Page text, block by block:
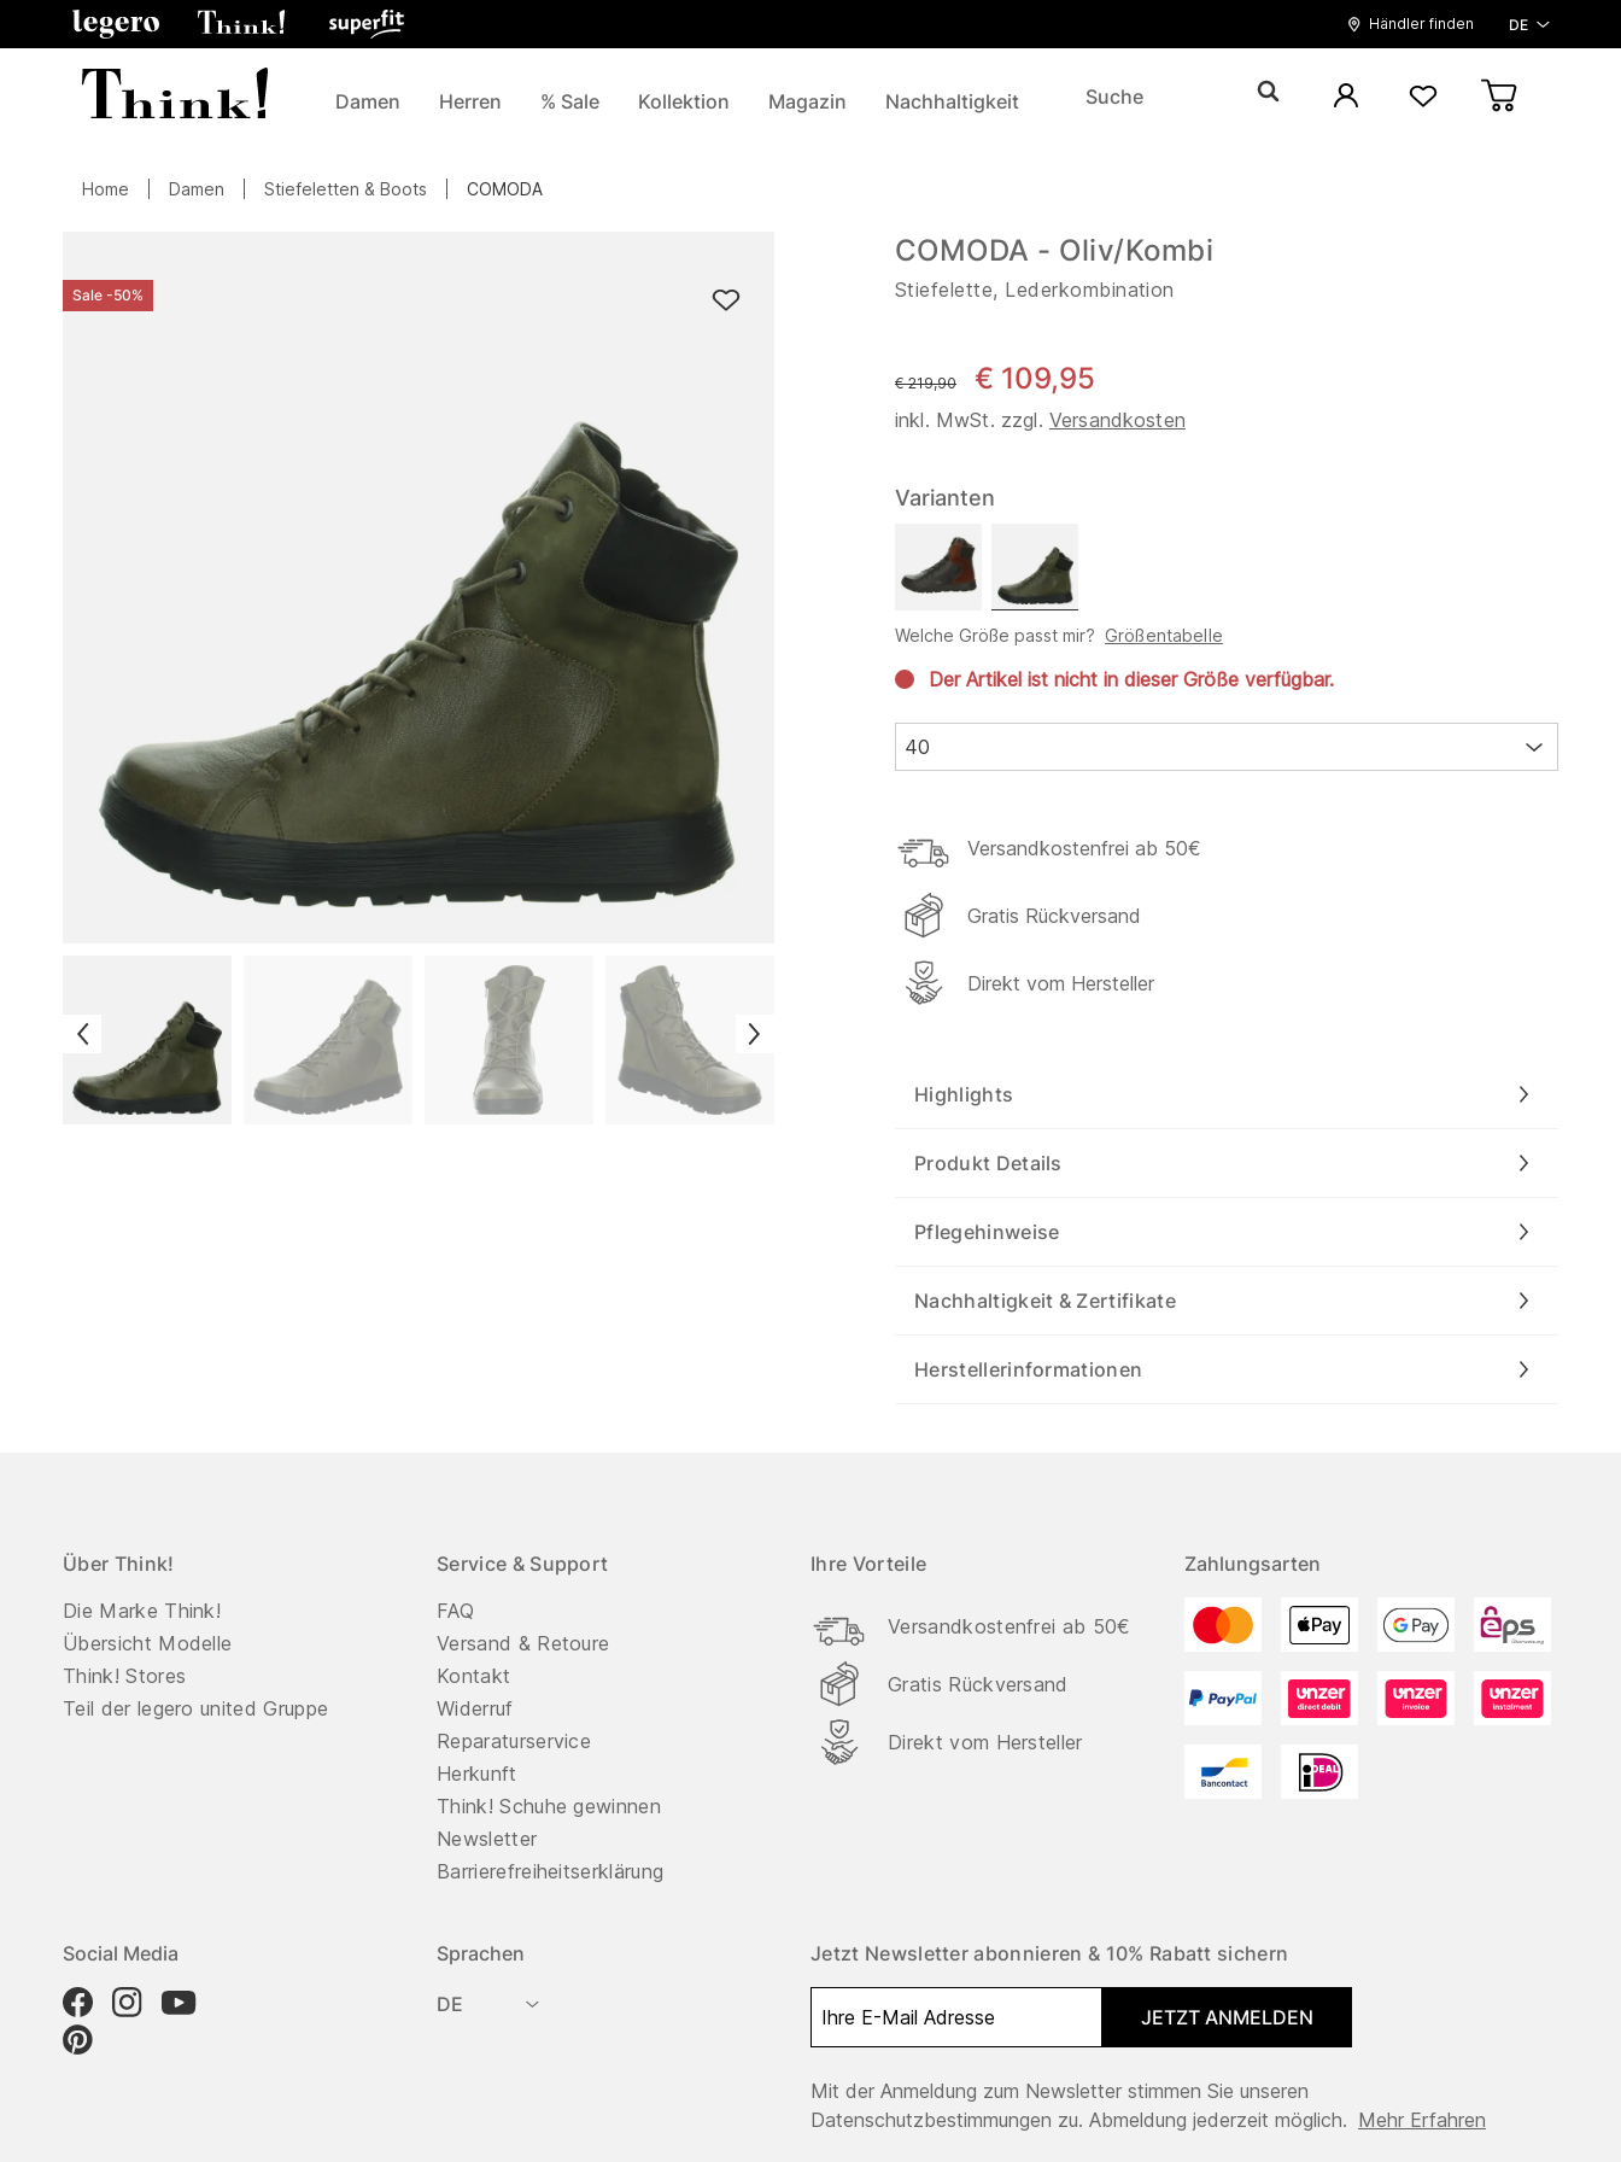
Händler finden DE
Damen Herren % Sale Kollektion Magazin Nachhaltigkeit
Home Damen Stiefeletten & Boots COMODA
Sale -50%
COMODA - Oliv/Kombi
Stiefelette, Lederkombination
statt
€ 219,90 € 109,95
inkl. MwSt. zzgl. Versandkosten
Varianten
Welche Größe passt mir? Größentabelle
Der Artikel ist nicht in dieser Größe verfügbar.
40
Versandkostenfrei ab 50€
Gratis Rückversand
Direkt vom Hersteller
Highlights
Produkt Details
Pflegehinweise
Nachhaltigkeit & Zertifikate
Herstellerinformationen
Über Think!
Die Marke Think!
Übersicht Modelle
Think! Stores
Teil der legero united Gruppe
Service & Support
FAQ
Versand & Retoure
Kontakt
Widerruf
Reparaturservice
Herkunft
Think! Schuhe gewinnen
Newsletter
Barrierefreiheitserklärung
Ihre Vorteile
Versandkostenfrei ab 50€
Gratis Rückversand
Direkt vom Hersteller
Zahlungsarten
Social Media Sprachen
DE
Jetzt Newsletter abonnieren & 10% Rabatt sichern
JETZT ANMELDEN
Mit der Anmeldung zum Newsletter stimmen Sie unseren
Datenschutzbestimmungen zu. Abmeldung jederzeit möglich. Mehr Erfahren